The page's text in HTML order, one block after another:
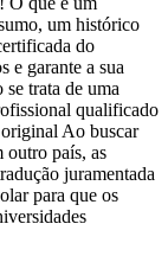
um histórico
do
e garante a sua
trata de uma
qualificado
Ao buscar
outro país, as
juramentada
para que os